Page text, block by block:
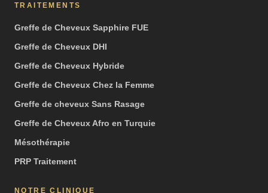
TRAITEMENTS
Greffe de Cheveux Sapphire FUE
Greffe de Cheveux DHI
Greffe de Cheveux Hybride
Greffe de Cheveux Chez la Femme
Greffe de cheveux Sans Rasage
Greffe de Cheveux Afro en Turquie
Mésothérapie
PRP Traitement
NOTRE CLINIQUE